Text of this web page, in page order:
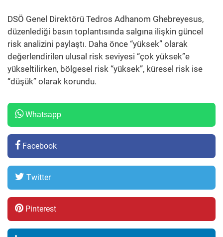
DSÖ Genel Direktörü Tedros Adhanom Ghebreyesus,
düzenlediği basın toplantısında salgına ilişkin güncel
risk analizini paylaştı. Daha önce “yüksek” olarak
değerlendirilen ulusal risk seviyesi “çok yüksek”e
yükseltilirken, bölgesel risk “yüksek”, küresel risk ise
“düşük” olarak korundu.
Whatsapp
Facebook
Twitter
Pinterest